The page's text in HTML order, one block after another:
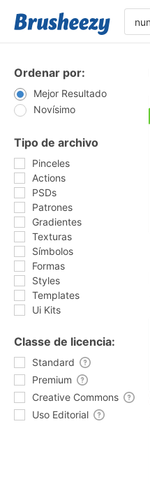
Ordenar por:
Mejor Resultado
Novísimo
Tipo de archivo
Pinceles
Actions
PSDs
Patrones
Gradientes
Texturas
Símbolos
Formas
Styles
Templates
Ui Kits
Classe de licencia:
Standard
Premium
Creative Commons
Uso Editorial